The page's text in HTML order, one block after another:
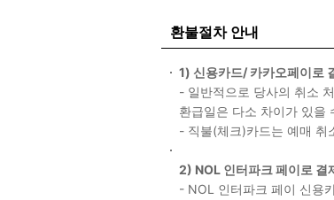
환불절차 안내
1) 신용카드/ 카카오페이로
- 일반적으로 당사의 취소
환급일은 다소 차이가 있을
- 직불(체크)카드는 예매 취
2) NOL 인터파크 페이로 결
- NOL 인터파크 페이 신용